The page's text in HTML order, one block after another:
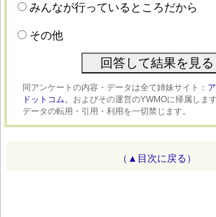
みんなが行っているところだから
その他
同アンケートの内容・データは全て姉妹サイト：
ドットコム、 およびその運営のYWMOに帰属しま
データの転用・引用・利用を一切禁じます。
（▲目次に戻る）